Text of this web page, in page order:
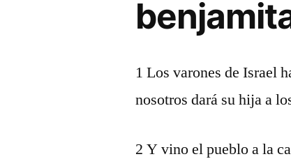
1 Los varones de Israel
nosotros dará su hija a
2 Y vino el pueblo a la